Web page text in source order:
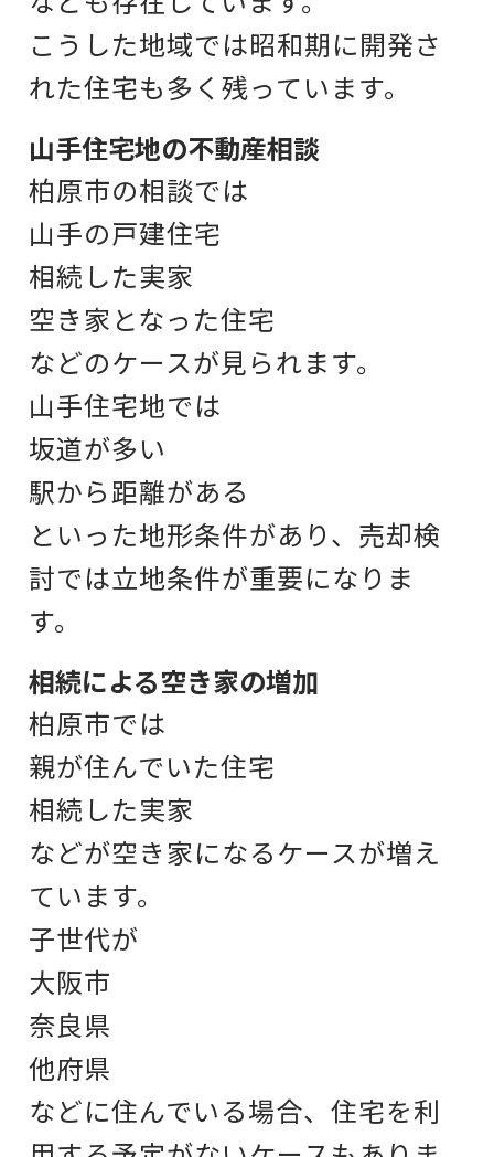
こうした地域では昭和期に開発さ
れた住宅も多く残っています。
山手住宅地の不動産相談
柏原市の相談では
山手の戸建住宅
相続した実家
空き家となった住宅
などのケースが見られます。
山手住宅地では
坂道が多い
駅から距離がある
といった地形条件があり、 売却検
討では立地条件が重要になりま
す。
相続による空き家の増加
柏原市では
親が住んでいた住宅
相続した実家
などが空き家になるケースが増え
ています。
子世代が
大阪市
奈良県
他府県
などに住んでいる場合、 住宅を利